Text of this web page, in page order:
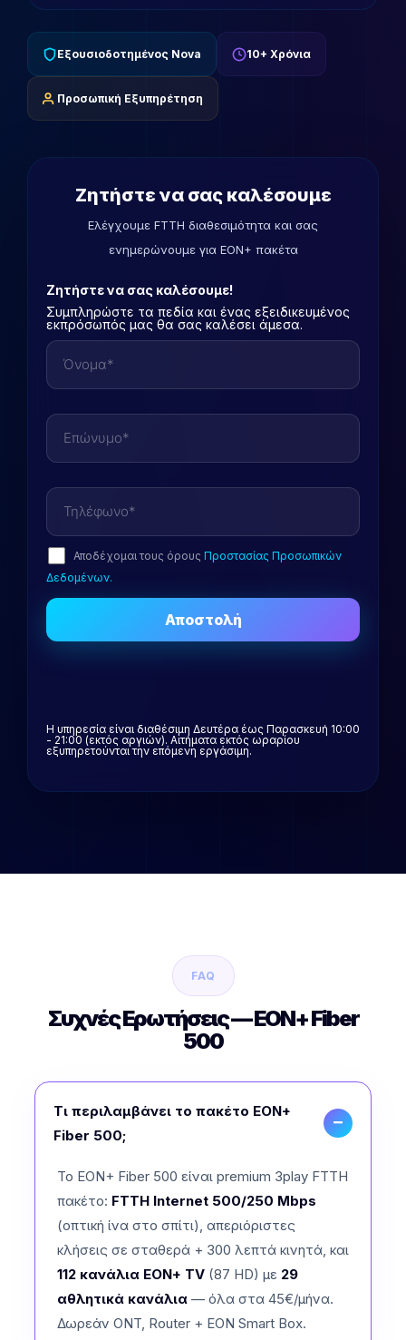
Εξουσιοδοτημένος Nova 10+ Χρόνια
Προσωπική Εξυπηρέτηση
Ζητήστε να σας καλέσουμε
Ελέγχουμε FTTH διαθεσιμότητα και σας
ενημερώνουμε για EON+ πακέτα
Ζητήστε να σας καλέσουμε!
Συμπληρώστε τα πεδία και ένας εξειδικευμένος
εκπρόσωπός μας θα σας καλέσει άμεσα.
Αποδέχομαι τους όρους Προστασίας Προσωπικών
Δεδομένων.
Η υπηρεσία είναι διαθέσιμη Δευτέρα έως Παρασκευή 10:00
- 21:00 (εκτός αργιών). Αιτήματα εκτός ωραρίου
εξυπηρετούνται την επόμενη εργάσιμη.
FAQ
Συχνές Ερωτήσεις — EON+ Fiber
500
Τι περιλαμβάνει το πακέτο EON+
Fiber 500;
Το EON+ Fiber 500 είναι premium 3play FTTH
πακέτο: FTTH Internet 500/250 Mbps
(οπτική ίνα στο σπίτι), απεριόριστες
κλήσεις σε σταθερά + 300 λεπτά κινητά, και
112 κανάλια EON+ TV (87 HD) με 29
αθλητικά κανάλια — όλα στα 45€/μήνα.
Δωρεάν ONT, Router + EON Smart Box.